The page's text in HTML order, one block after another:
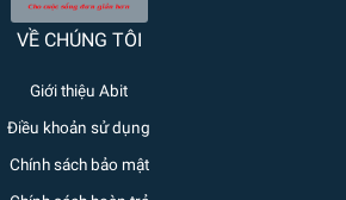
VỀ CHÚNG TÔI
Giới thiệu Abit
Điều khoản sử dụng
Chính sách bảo mật